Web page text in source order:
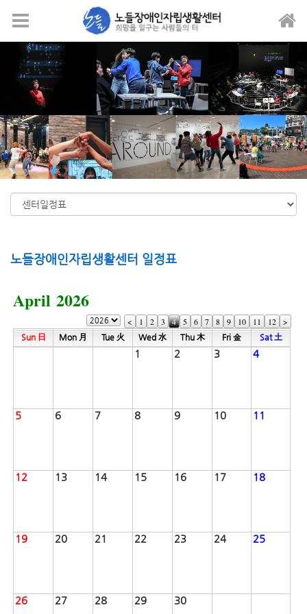
메뉴 건너뛰기
노들장애인자립생활센터 일정표
April 2026
< 1 2 3 4 5 6 7 8 9 10 11 12 >
Sun 日 Mon 月 Tue 火 Wed 水 Thu 木 Fri 金 Sat 土
1 2 3 4
5 6 7 8 9 10 11
12 13 14 15 16 17 18
19 20 21 22 23 24 25
26 27 28 29 30